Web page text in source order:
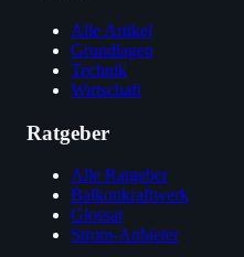
Alle Artikel
Grundlagen
Technik
Wirtschaft
Ratgeber
Alle Ratgeber
Balkonkraftwerk
Glossar
Strom-Anbieter